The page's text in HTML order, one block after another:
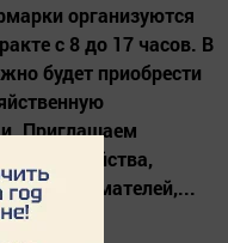
организуются
с 8 до 17 часов. В
будет приобрести
Приглашаем
хозяйства,